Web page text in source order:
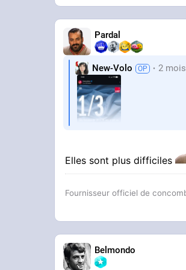
Pardal
New-Volo 2 mois
Elles sont plus difficiles
Fournisseur officiel de
Belmondo